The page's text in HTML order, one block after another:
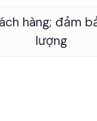
hàng; đảm
lượng